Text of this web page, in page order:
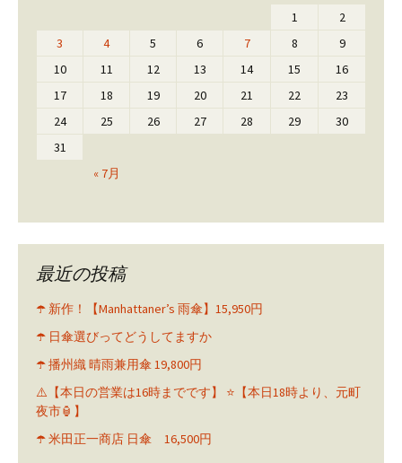
« 7月
1
2
3
4 5 6 7 8
9
10
11 12 13 14 15
16
17
18 19 20 21 22
23
24
25 26 27 28 29
30
31
最近の投稿
☂️ 新作！【Manhattaner’s 雨傘】15,950円
☂️ 日傘選びってどうしてますか
☂️ 播州織 晴雨兼用傘 19,800円
⚠️【本日の営業は16時までです】 ⭐️【本日18時より、元町
夜市🏮】
☂️ 米田正一商店 日傘 16,500円